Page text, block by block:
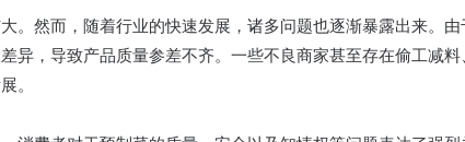
。然而，随着行业的快速发展，诸多问题也逐渐暴露出来。
异，导致产品质量参差不齐。一些不良商家甚至存在偷工减
。​